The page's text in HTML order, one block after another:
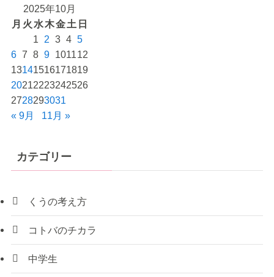
2025年10月
月 火 水 木金土 日
1
2 3 4 5
6 7 8 9 1011 12
13141516171819
2021 2223242526
2728293031
« 9月
11月 »
カテゴリー
くうの考え方
コトバのチカラ
中学生